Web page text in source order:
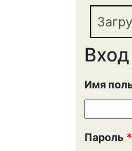
Имя
Пароль *